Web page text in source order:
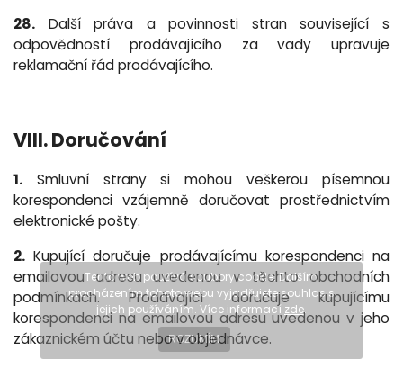
Tento web používá soubory cookie. Dalším
procházením tohoto webu vyjadřujete souhlas s
jejich používáním. Více informací zde.
ROZUMÍM
28. Další práva a povinnosti stran související s
odpovědností prodávajícího za vady upravuje
reklamační řád prodávajícího.
VIII. Doručování
1. Smluvní strany si mohou veškerou písemnou
korespondenci vzájemně doručovat prostřednictvím
elektronické pošty.
2. Kupující doručuje prodávajícímu korespondenci na
emailovou adresu uvedenou v těchto obchodních
podmínkách. Prodávající doručuje kupujícímu
korespondenci na emailovou adresu uvedenou v jeho
zákaznickém účtu nebo v objednávce.